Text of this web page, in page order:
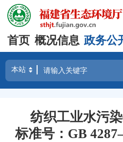
首页 概况信息 政务公
纺织工业水污
标准号：GB